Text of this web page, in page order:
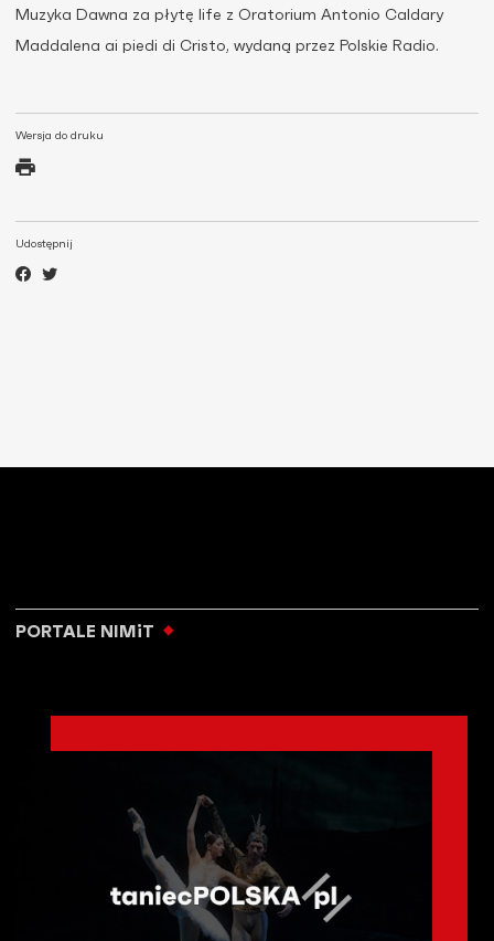
Wersja do druku
Udostępnij
Muzyka Dawna za płytę life z Oratorium Antonio Caldary
Maddalena ai piedi di Cristo, wydaną przez Polskie Radio.
PORTALE NIMiT